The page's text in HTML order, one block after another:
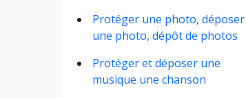
Protéger une photo, déposer
une photo, dépôt de photos
Protéger et déposer une
musique une chanson